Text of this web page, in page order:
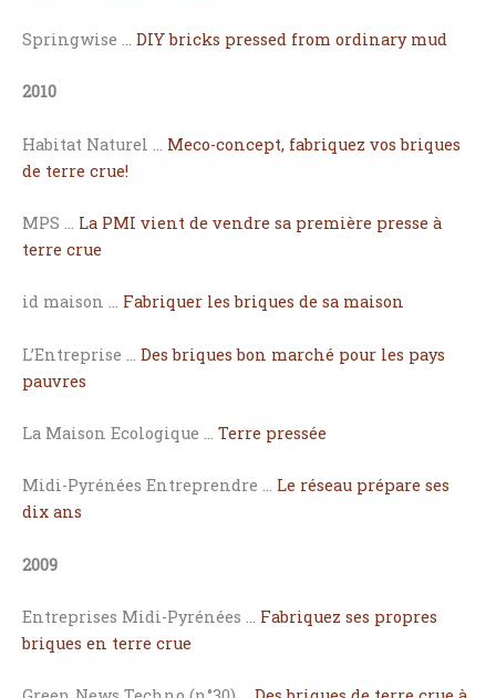
Springwise … DIY bricks pressed from ordinary mud
2010
Habitat Naturel … Meco-concept, fabriquez vos briques
de terre crue!
MPS … La PMI vient de vendre sa première presse à
terre crue
id maison … Fabriquer les briques de sa maison
L’Entreprise … Des briques bon marché pour les pays
pauvres
La Maison Ecologique … Terre pressée
Midi-Pyrénées Entreprendre … Le réseau prépare ses
dix ans
2009
Entreprises Midi-Pyrénées … Fabriquez ses propres
briques en terre crue